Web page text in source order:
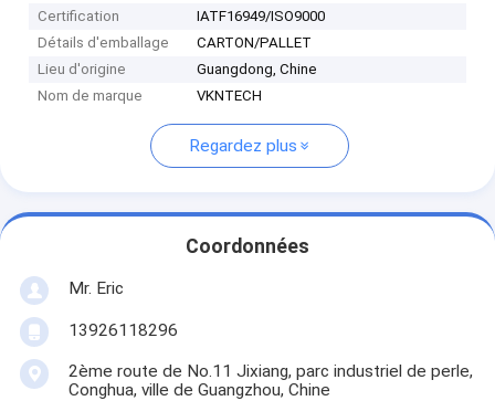
Certification
IATF16949/ISO9000
Détails d'emballage
CARTON/PALLET
Lieu d'origine
Guangdong, Chine
Nom de marque
VKNTECH
Regardez plus
Coordonnées
Mr. Eric
13926118296
2ème route de No.11 Jixiang, parc industriel de perle,
Conghua, ville de Guangzhou, Chine